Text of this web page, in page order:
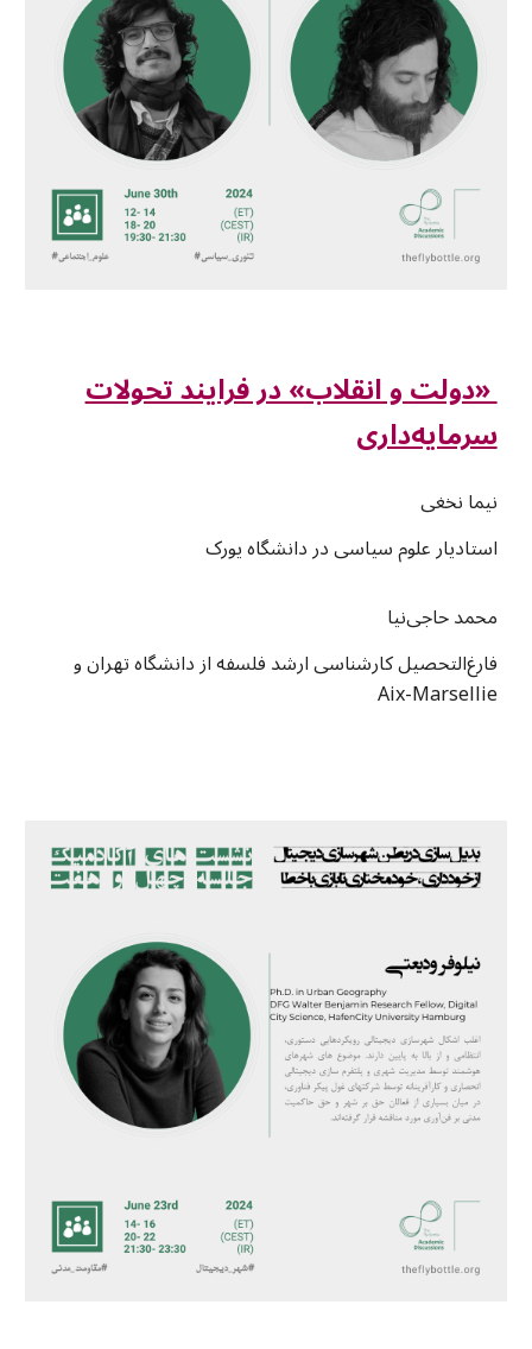
«دولت و انقلاب» در فرایند تحولات
سرمایه‌داری
نیما نخغی
استادیار علوم سیاسی در دانشگاه یورک
محمد حاجی‌نیا
فارغ‌التحصیل کارشناسی ارشد فلسفه از دانشگاه تهران و
Aix-Marsellie